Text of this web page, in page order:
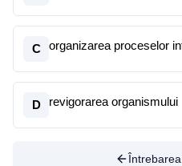
C organizarea proceselor
D revigorarea organismului